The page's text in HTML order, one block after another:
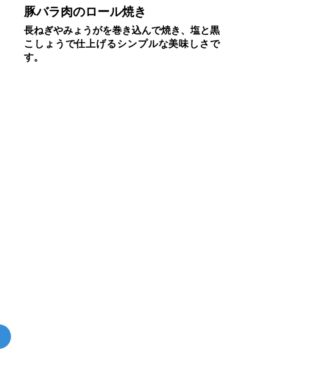
豚バラ肉のロール焼き
長ねぎやみょうがを巻き込んで焼き、塩と黒
こしょうで仕上げるシンプルな美味しさで
す。